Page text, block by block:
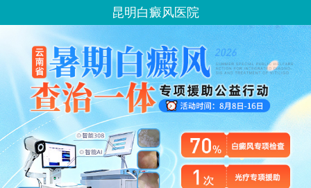
昆明白癜风医院